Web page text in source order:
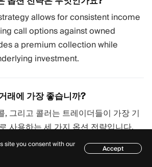
allows for consistent income
call options against owned
a premium collection while
investment.
래에 가장 좋습니까?
, 그리고 콜러는 트레이더들이 가장 기
사용하는 세 가지 옵션 전략입니다.
site you consent with our
Accept